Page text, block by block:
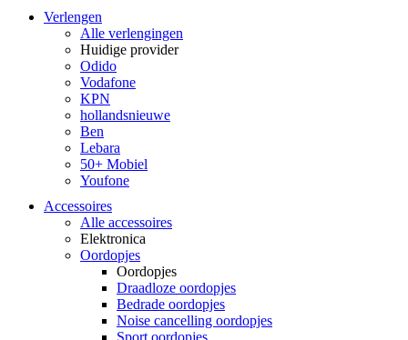
Verlengen
Alle verlengingen
Huidige provider
Odido
Vodafone
KPN
hollandsnieuwe
Ben
Lebara
50+ Mobiel
Youfone
Accessoires
Alle accessoires
Elektronica
Oordopjes
Oordopjes
Draadloze oordopjes
Bedrade oordopjes
Noise cancelling oordopjes
Sport oordopjes